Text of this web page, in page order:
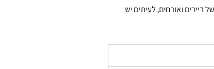
דיירים ואורחים, לעיתים יש